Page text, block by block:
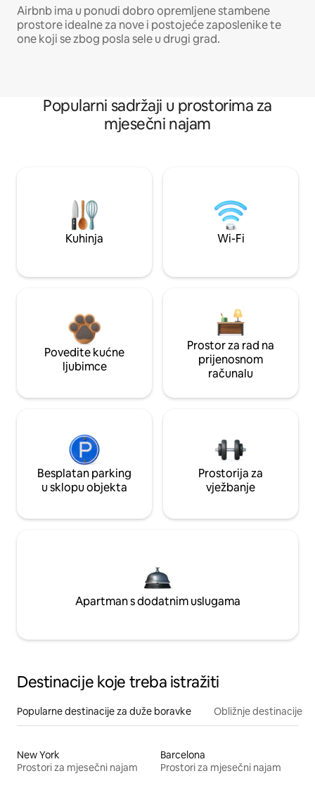
Airbnb ima u ponudi dobro opremljene stambene
prostore idealne za nove i postojeće zaposlenike te
one koji se zbog posla sele u drugi grad.
Popularni sadržaji u prostorima za
mjesečni najam
Kuhinja Wi-Fi
Povedite kućne
ljubimce
Prostor za rad na
prijenosnom
računalu
Besplatan parking
u sklopu objekta
Prostorija za
vježbanje
Apartman s dodatnim uslugama
Destinacije koje treba istražiti
Popularne destinacije za duže boravke Obližnje destinacije
New York
Prostori za mjesečni najam
Barcelona
Prostori za mjesečni najam